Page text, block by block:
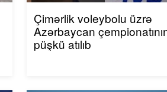
Çimərlik voleybolu üzrə
Azərbaycan
püşkü atılıb